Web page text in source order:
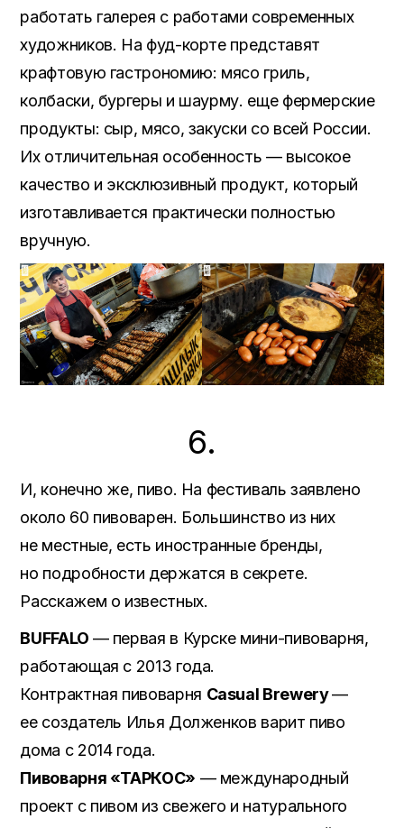
работать галерея с работами современных
художников. На фуд-корте представят
крафтовую гастрономию: мясо гриль,
колбаски, бургеры и шаурму. еще фермерские
продукты: сыр, мясо, закуски со всей России.
Их отличительная особенность — высокое
качество и эксклюзивный продукт, который
изготавливается практически полностью
вручную.
6.
И, конечно же, пиво. На фестиваль заявлено
около 60 пивоварен. Большинство из них
не местные, есть иностранные бренды,
но подробности держатся в секрете.
Расскажем о известных.
BUFFALO — первая в Курске мини-пивоварня,
работающая с 2013 года.
Контрактная пивоварня Casual Brewery—
ее создатель Илья Долженков варит пиво
дома с 2014 года.
Пивоварня «ТАРКОС» — международный
проект с пивом из свежего и натурального